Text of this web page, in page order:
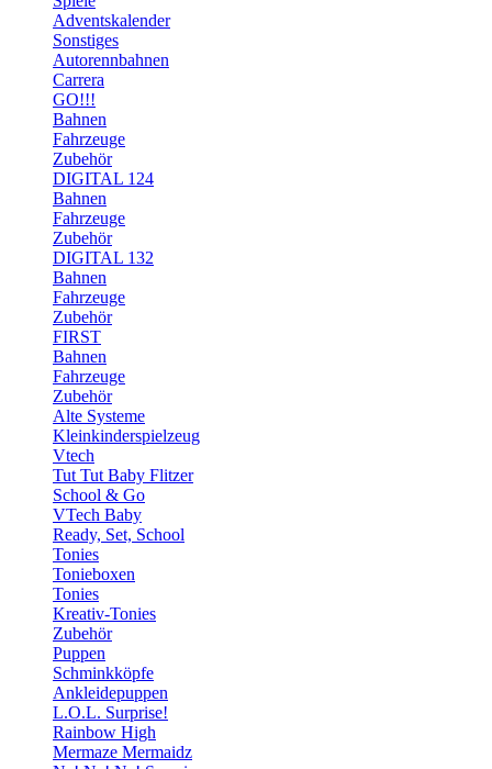
Adventskalender
Sonstiges
Autorennbahnen
Carrera
GO!!!
Bahnen
Fahrzeuge
Zubehör
DIGITAL 124
Bahnen
Fahrzeuge
Zubehör
DIGITAL 132
Bahnen
Fahrzeuge
Zubehör
FIRST
Bahnen
Fahrzeuge
Zubehör
Alte Systeme
Kleinkinderspielzeug
Vtech
Tut Tut Baby Flitzer
School & Go
VTech Baby
Ready, Set, School
Tonies
Tonieboxen
Tonies
Kreativ-Tonies
Zubehör
Puppen
Schminkköpfe
Ankleidepuppen
L.O.L. Surprise!
Rainbow High
Mermaze Mermaidz